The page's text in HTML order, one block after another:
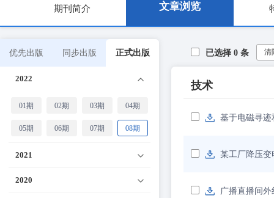
期刊简介 文章浏览
优先出版 同步出版 正式出版
2022
01期 02期 03期 04期
05期 06期 07期 08期
2021
2020
已选择 0 条 清
技术
基于电磁寻迹
某工厂降压
广播直播间